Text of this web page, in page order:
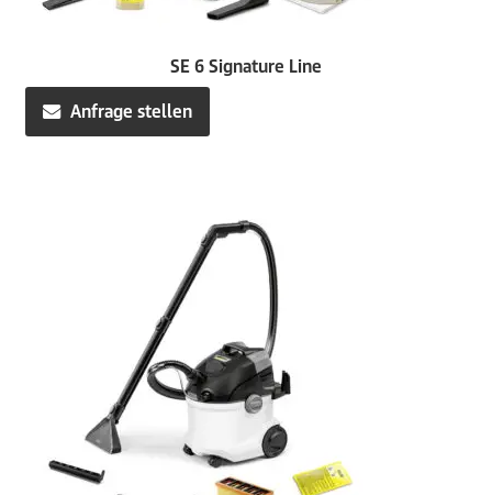
SE 6 Signature Line
Anfrage stellen